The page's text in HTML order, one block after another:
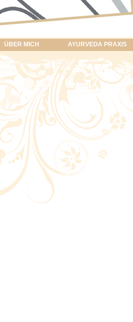
ÜBER MICH AYURVEDA PRAXIS